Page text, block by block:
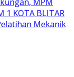
1 KOTA BLITAR
Mekanik